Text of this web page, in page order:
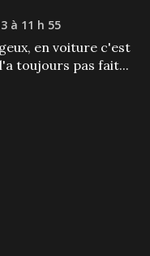
à 11 h 55
en voiture c'est
toujours pas fait...